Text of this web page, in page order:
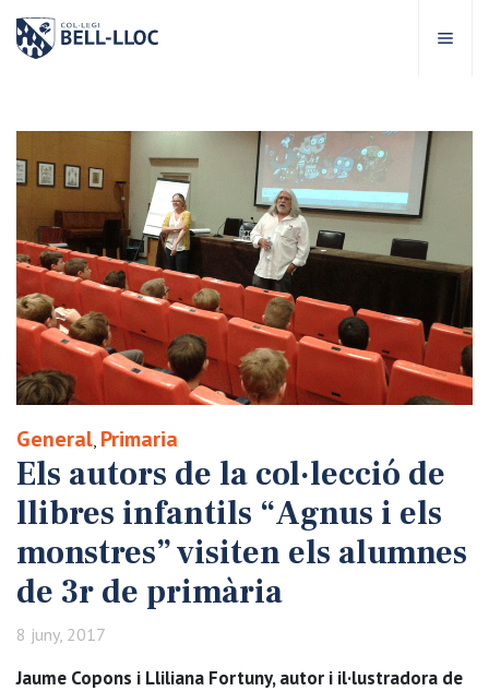
Bell-lloc
Educatiu
educatives
Escolars
Bell-lloc
General Primaria
Els autors de la col·lecció de
llibres infantils “Agnus i els
monstres” visiten els alumnes
de 3r de primària
8 juny, 2017
Jaume Copons i Lliliana Fortuny, autor i il·lustradora de